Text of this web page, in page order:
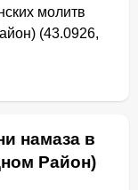
молитв
(43.0926,
намаза в
Район)